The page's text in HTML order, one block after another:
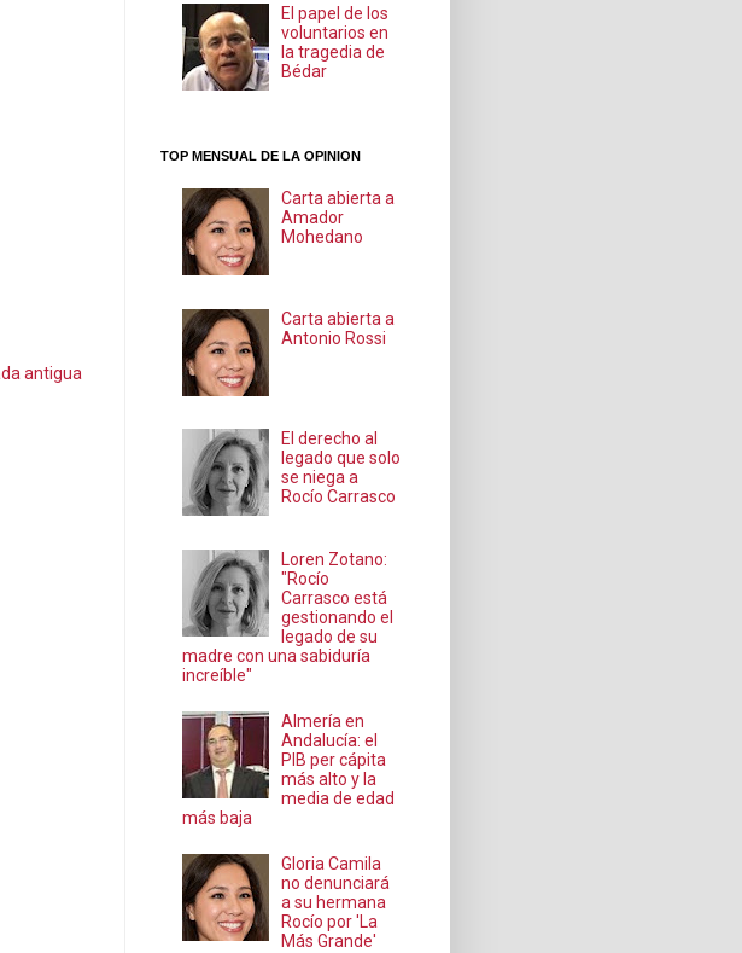
antigua
El papel de los
voluntarios en
la tragedia de
Bédar
TOP MENSUAL DE LA OPINION
Carta abierta a
Amador
Mohedano
Carta abierta a
Antonio Rossi
El derecho al
legado que solo
se niega a
Rocío Carrasco
Loren Zotano:
"Rocío
Carrasco está
gestionando el
legado de su
madre con una sabiduría
increíble"
Almería en
Andalucía: el
PIB per cápita
más alto y la
media de edad
más baja
Gloria Camila
no denunciará
a su hermana
Rocío por 'La
Más Grande'